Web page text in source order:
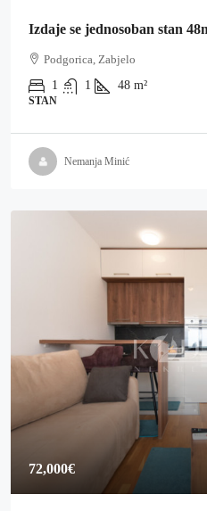
Izdaje se jednosoban stan
Podgorica, Zabjelo
1
1 48 m²
STAN
Nemanja Minić
72,000€